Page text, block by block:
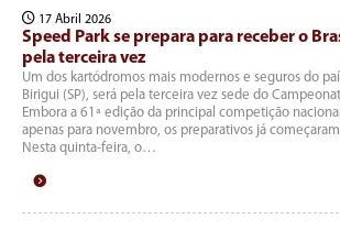
17 Abril 2026
Speed Park se prepara para receber o
pela terceira vez
Um dos kartódromos mais modernos e seguros do
Birigui (SP), será pela terceira vez sede do
Embora a 61ª edição da principal competição
apenas para novembro, os preparativos já
Nesta quinta-feira, o…